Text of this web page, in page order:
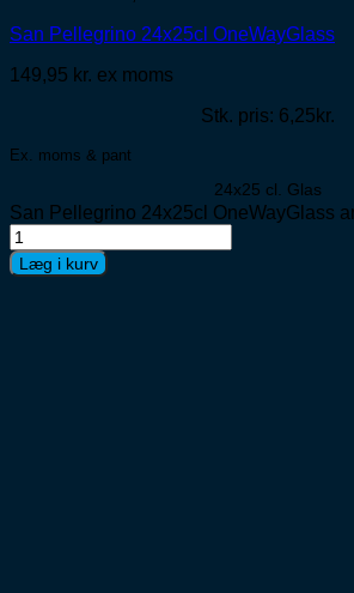
San Pellegrino 24x25cl OneWayGlass
149,95 kr. ex moms
Stk. pris: 6,25kr.
Ex. moms & pant
24x25 cl. Glas
San Pellegrino 24x25cl OneWayGlass
Læg i kurv